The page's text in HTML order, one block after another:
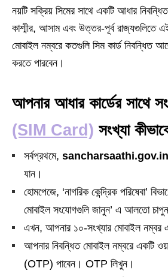
নয়টি সক্রিয় সিমের সাথে একটি আধার
কাশ্মীর, আসাম এবং উত্তর-পূর্ব রাজ্যগুলিতে
মোবাইল নম্বরে কতগুলি সিম কার্ড নিবন্ধিত
করতে পারবেন।
আপনার আধার কার্ডের সাথে
(SIM Card) সংখ্যা
সর্বপ্রথমে, sancharsaathi.gov.in
যান।
হোমপেজে, ‘নাগরিক কেন্দ্রিক পরিষেবা’
মোবাইল সংযোগগুলি জানুন’ এ আলতো
এখন, আপনার ১০-সংখ্যার মোবাইল নম্বর
আপনার নিবন্ধিত মোবাইল নম্বরে একটি
(OTP) পাবেন। OTP লিখুন।